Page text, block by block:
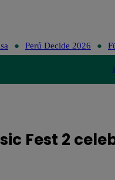
Perú Decide 2026
Fest 2